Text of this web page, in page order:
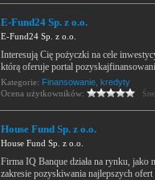
E-Fund24 Sp. z o.o.
E-Fund24 Sp. z o.o.
Interesują Cię pożyczki na cele
którą oferuje portal
Kategorie: Finansowanie, kredyty
Ocena użytkowników:
House Fund Sp. z o.o.
House Fund Sp. z o.o.
Firma IQ Banque działa na rynku, jako
zakresie pozyskiwania najlepszych